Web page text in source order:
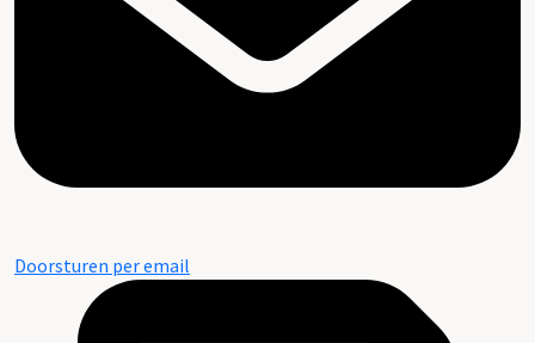
Doorsturen per email